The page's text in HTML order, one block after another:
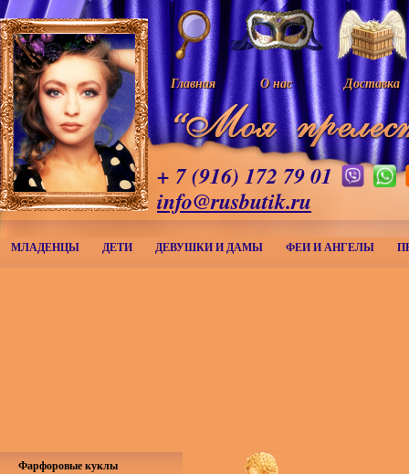
Главная О нас Доставка
+ 7 (916) 172 79 01
info@rusbutik.ru
МЛАДЕНЦЫ ДЕТИ ДЕВУШКИ И ДАМЫ ФЕИ И АНГЕЛЫ
Фарфоровые куклы